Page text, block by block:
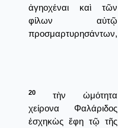
ἀγηοχέναι καὶ τῶν
φίλων αὐτῷ
προσμαρτυρησάντων,
20
τὴν ὠμότητα
χείρονα Φαλάριδος
ἐσχηκὼς ἔφη τῷ τῆς